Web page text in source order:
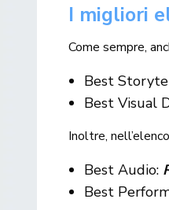
I migliori
Come sempre,
Best
Best Visual
Inoltre,
Best Audio:
Best